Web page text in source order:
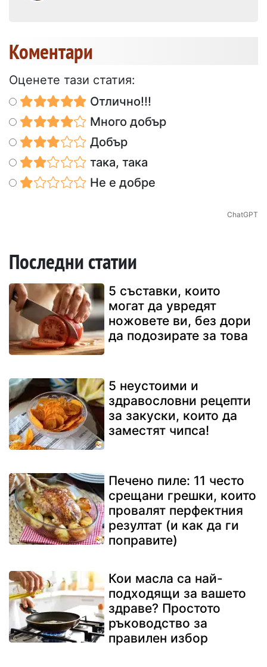
Коментари
Оценете тази статия:
Отлично!!!
Много добър
Добър
така, така
Не е добре
ChatGPT
Последни статии
5 съставки, които
могат да увредят
ножовете ви, без дори
да подозирате за това
5 неустоими и
здравословни рецепти
за закуски, които да
заместят чипса!
Печено пиле: 11 често
срещани грешки, които
провалят перфектния
резултат (и как да ги
поправите)
Кои масла са най-
подходящи за вашето
здраве? Простото
ръководство за
правилен избор